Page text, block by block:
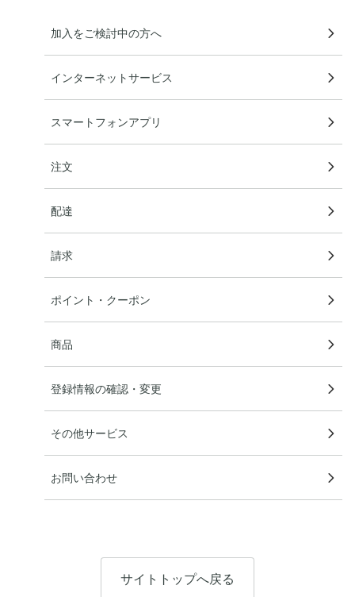
加入をご検討中の方へ
インターネットサービス
スマートフォンアプリ
注文
配達
請求
ポイント・クーポン
商品
登録情報の確認・変更
その他サービス
お問い合わせ
サイトトップへ戻る